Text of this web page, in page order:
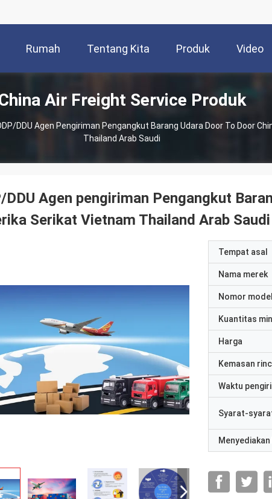
Rumah Tentang Kita Produk Video
Air Freight Service Produk
DDU Agen Pengiriman Pengangkut Barang Udara Door To Door
Thailand Arab Saudi
DDU Agen pengiriman Pengangkut
Serikat Vietnam Thailand Arab Saudi
Tempat asal
Nama merek
Nomor model
Kuantitas
Harga
Kemasan
Waktu
Syarat-